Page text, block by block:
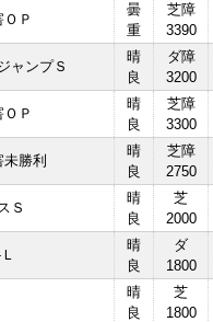
Ｐ
曇
重
芝障
3390
ャンプＳ
晴
良
ダ障
3200
Ｐ
晴
良
芝障
3300
勝利
晴
良
芝障
2750
Ｓ
晴
良
芝
2000
晴
良
ダ
1800
晴
良
芝
1800